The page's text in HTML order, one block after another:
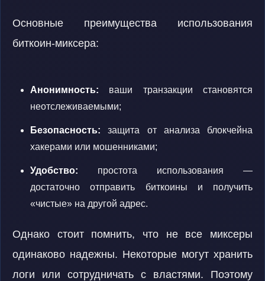
Основные преимущества использования
биткоин-миксера:
Анонимность: ваши транзакции становятся
неотслеживаемыми;
Безопасность: защита от анализа блокчейна
хакерами или мошенниками;
Удобство: простота использования —
достаточно отправить биткоины и получить
«чистые» на другой адрес.
Однако стоит помнить, что не все миксеры
одинаково надежны. Некоторые могут хранить
логи или сотрудничать с властями. Поэтому